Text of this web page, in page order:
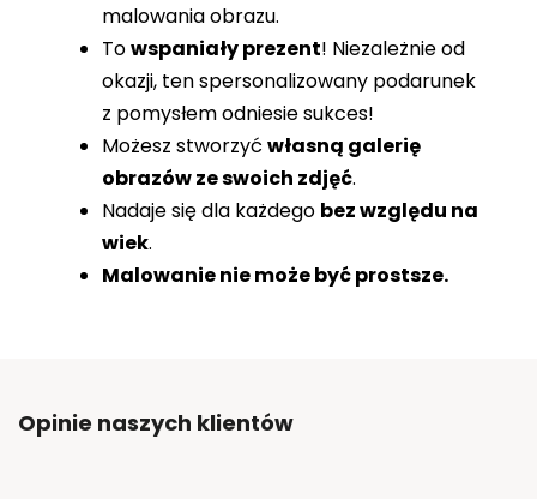
malowania obrazu.
Towspaniały prezent! Niezależnie od
okazji, ten spersonalizowany podarunek
z pomysłem odniesie sukces!
Możesz stworzyć własną galerię
obrazów ze swoich zdjęć.
Nadaje się dla każdego bez względu na
wiek.
Malowanie nie może być prostsze.
Opinie naszych klientów